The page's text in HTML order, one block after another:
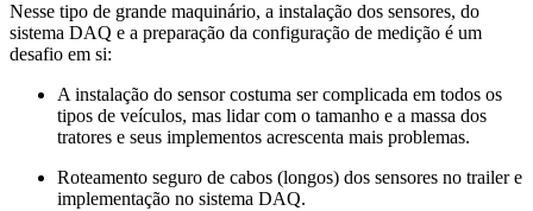
Nesse tipo de grande maquinário, a instalação dos sensores, do
sistema DAQ e a preparação da configuração de medição é um
desafio em si:
A instalação do sensor costuma ser complicada em todos os
tipos de veículos, mas lidar com o tamanho e a massa dos
tratores e seus implementos acrescenta mais problemas.
Roteamento seguro de cabos (longos) dos sensores no trailer e
implementação no sistema DAQ.